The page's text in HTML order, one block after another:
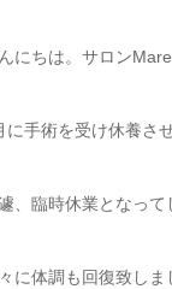
にちは。サロン
に手術を受け休養さ
、臨時休業となっ
に体調も回復致し